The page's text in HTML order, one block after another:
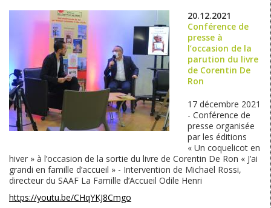
20.12.2021
Conférence de
presse à
l’occasion de la
parution du livre
de Corentin De
Ron
17 décembre 2021
- Conférence de
presse organisée
par les éditions
« Un coquelicot en
hiver » à l’occasion de la sortie du livre de Corentin De Ron « J’ai
grandi en famille d’accueil » - Intervention de Michaël Rossi,
directeur du SAAF La Famille d’Accueil Odile Henri
https://youtu.be/CHqYKJ8Cmgo